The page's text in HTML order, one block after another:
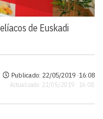
de Euskadi
Publicado: 22/05/2019 ·16:08
Actualizado: 22/05/2019 · 16:08